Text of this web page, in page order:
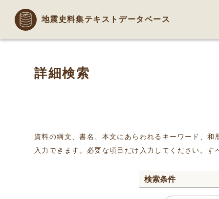
地震史料集テキストデータベース
詳細検索
資料の綱文、書名、本文にあらわれるキーワード、
入力できます。必要な項目だけ入力してください。
検索条件